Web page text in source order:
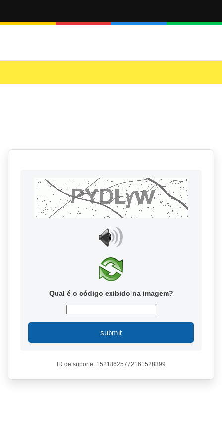
Qual é o código exibido na imagem?
submit
ID de suporte: 15218625772161528399